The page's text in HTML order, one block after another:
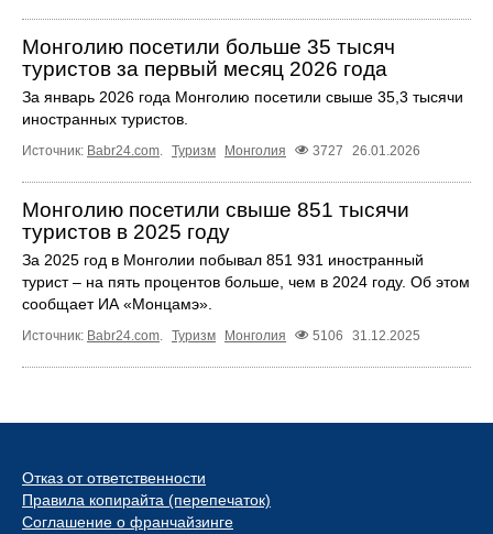
Монголию посетили больше 35 тысяч
туристов за первый месяц 2026 года
За январь 2026 года Монголию посетили свыше 35,3 тысячи
иностранных туристов.
Источник: Babr24.com. Туризм Монголия 3727 26.01.2026
Монголию посетили свыше 851 тысячи
туристов в 2025 году
За 2025 год в Монголии побывал 851 931 иностранный
турист – на пять процентов больше, чем в 2024 году. Об этом
сообщает ИА «Монцамэ».
Источник: Babr24.com. Туризм Монголия 5106 31.12.2025
Отказ от ответственности
Правила копирайта (перепечаток)
Соглашение о франчайзинге